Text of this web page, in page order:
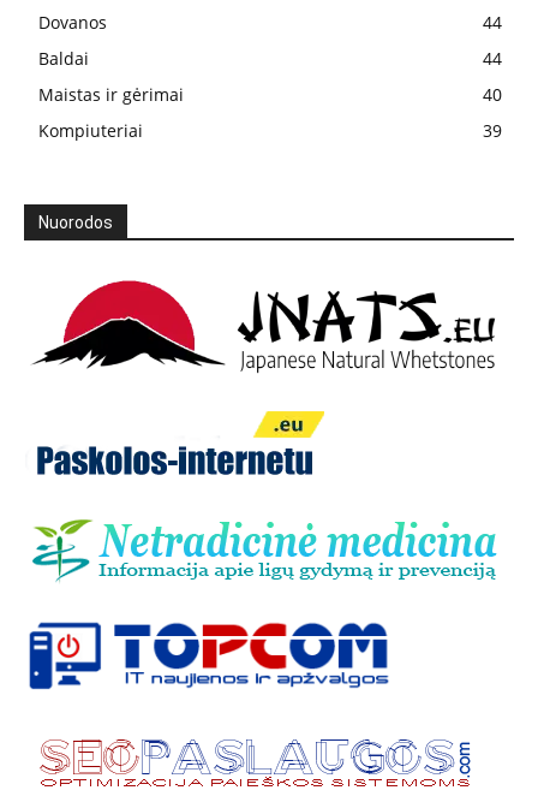
Dovanos
44
Baldai
44
Maistas ir gėrimai
40
Kompiuteriai
39
Nuorodos